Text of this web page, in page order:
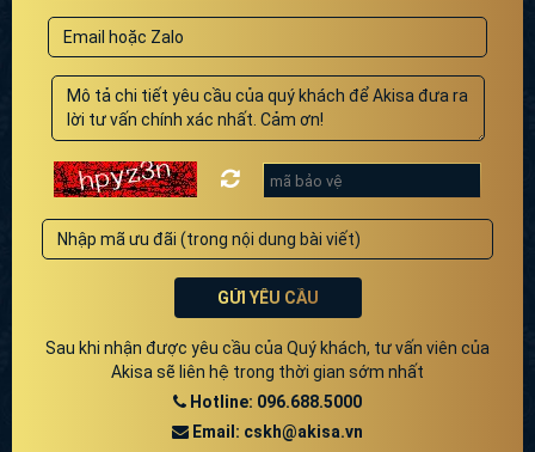
GỬI YÊU CẦU
Sau khi nhận được yêu cầu của Quý khách, tư vấn viên của
Akisa sẽ liên hệ trong thời gian sớm nhất
Hotline: 096.688.5000
Email: cskh@akisa.vn